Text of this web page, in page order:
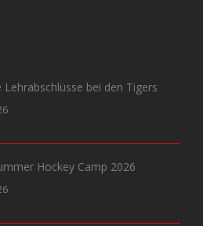
Lehrabschlüsse bei den Tigers
Hockey Camp 2026